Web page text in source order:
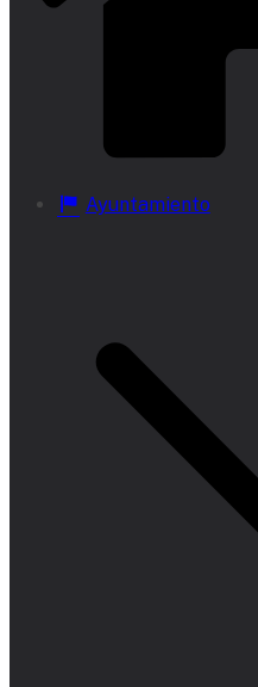
Ayuntamiento